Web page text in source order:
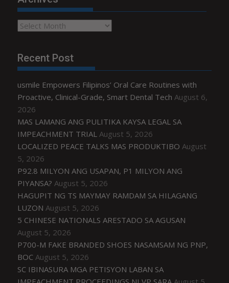
Archives
Recent Post
usmile Empowers Filipinos’ Oral Care Routines with
Proactive, Clinical-Grade, Smart Dental Tech August 6,
2026
MAS LAMANG ANG PULITIKA KAYSA LEGAL SA
IMPEACHMENT TRIAL August 5, 2026
LOCALIZED PEACE TALKS MAS PRODUKTIBO August
5, 2026
P92.8 MILYON ANG USAPAN, P1 MILYON ANG
PIYANSA? August 5, 2026
HAGUPIT NG TS MAYMAY RAMDAM SA HILAGANG
LUZON August 5, 2026
5 CHINESE NATIONALS ARESTADO SA AGUSAN
August 5, 2026
P700-M FAKE BRANDED SHOES NASAMSAM NG PNP,
BOC August 5, 2026
SC IBINASURA MGA PETISYON LABAN SA